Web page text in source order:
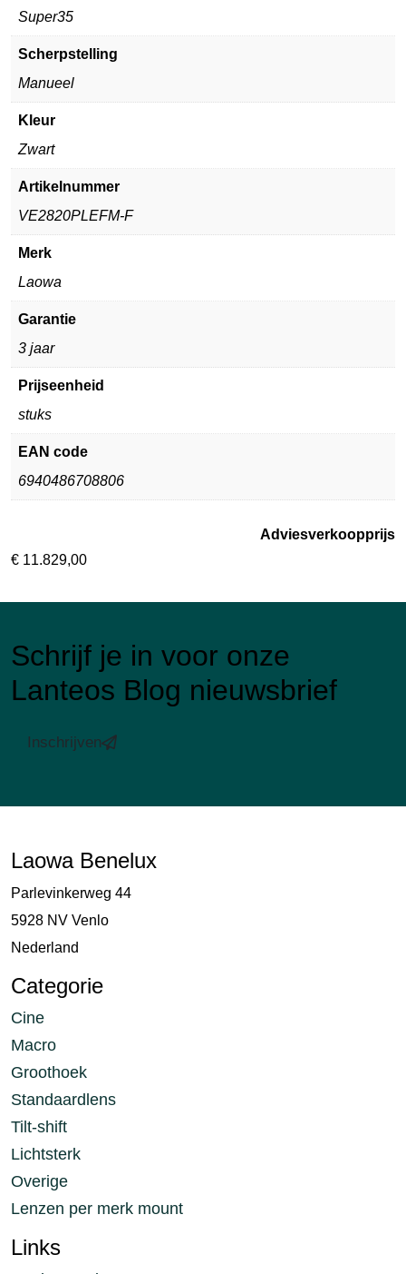
Super35
Scherpstelling
Manueel
Kleur
Zwart
Artikelnummer
VE2820PLEFM-F
Merk
Laowa
Garantie
3 jaar
Prijseenheid
stuks
EAN code
6940486708806
Adviesverkoopprijs
€ 11.829,00
Schrijf je in voor onze
Lanteos Blog nieuwsbrief
Inschrijven
Laowa Benelux
Parlevinkerweg 44
5928 NV Venlo
Nederland
Categorie
Cine
Macro
Groothoek
Standaardlens
Tilt-shift
Lichtsterk
Overige
Lenzen per merk mount
Links